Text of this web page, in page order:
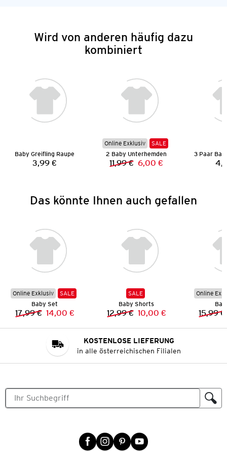
Wird von anderen häufig dazu
kombiniert
Baby Greifling Raupe
Preis:
3,99 €
Online Exklusiv
SALE
2 Baby Unterhemden
Vorheriger Preis:
11,99 € Neuer Preis:
6,00 €
Das könnte Ihnen auch gefallen
Online Exklusiv
SALE
Baby Set
Vorheriger Preis:
17,99 € Neuer Preis:
14,00 €
SALE
Baby Shorts
Vorheriger Preis:
12,99 € Neuer Preis:
10,00 €
Online
15,99 €
KOSTENLOSE LIEFERUNG
in alle österreichischen Filialen